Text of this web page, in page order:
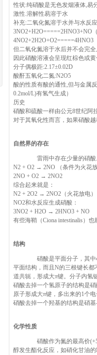
性状:纯硝酸是无色发烟液体,易
激性.溶解性易溶于水
补充:二氧化氮溶于水并与水反
3NO2+H2O=====2HNO3+NO
4NO2+2H2O+O2=====4HNO3
但二氧化氮溶于水后并不会完
因此硝酸溶液会呈现红棕色或
分子偶极距:2.17±0.02D
酸酐五氧化二氮:N2O5
酸的性质有酸的通性,但与金属
0.2mol/L)有氢气生成）
历史
硝酸和硫酸一样由公元8世纪阿
对于其氧化性而言，如果硝酸
自然界的存在
雷雨中存在少量的硝酸
N2 + O2 → 2NO （条件为火花
2NO + O2 → 2NO2
综合起来就是：
N2 + 2O2 → 2NO2（火花放电）
NO2和水反应生成硝酸：
3NO2 + H2O → 2HNO3 + NO
有些海鞘（Ciona intestinalis）
结构
硝酸是平面分子，其中
平面结构，而且N的三根键长
道共轭，形成大π键。分子内氢
硝酸去掉一个氢原子的结构是
原子形成大π键，多出来的1个
硝酸去掉一个羟基的结构是硝
化学性质
硝酸作为氮的最高价(+5)
醇发生酯化反应，如硝化甘油